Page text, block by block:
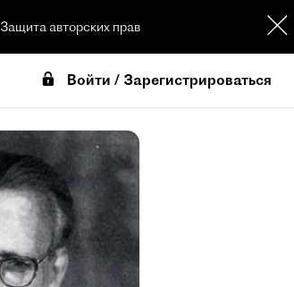
Защита авторских прав
Войти / Зарегистрироваться